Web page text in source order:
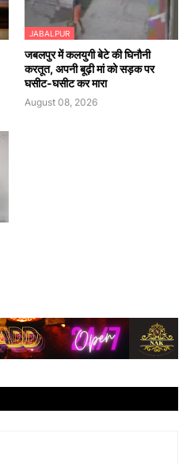
JABALPUR
जबलपुर में कलयुगी बेटे की घिनौनी
करतूत, अपनी बूढ़ी मां को सड़क पर
घसीट-घसीट कर मारा
August 08, 2026